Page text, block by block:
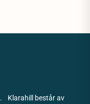
Klarahill består av